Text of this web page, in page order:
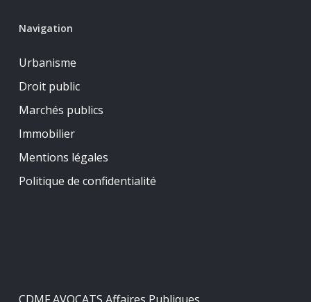
Navigation
Urbanisme
Droit public
Marchés publics
Immobilier
Mentions légales
Politique de confidentialité